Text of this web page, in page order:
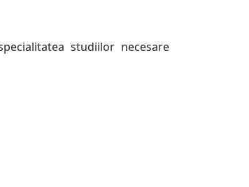
studiilor necesare